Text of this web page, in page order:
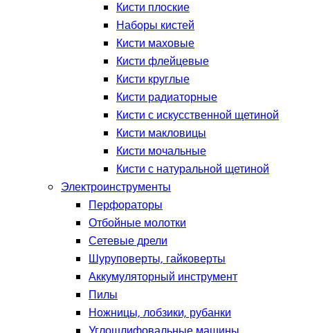
Кисти плоские
Наборы кистей
Кисти маховые
Кисти флейцевые
Кисти круглые
Кисти радиаторные
Кисти с искусственной щетиной
Кисти макловицы
Кисти мочальные
Кисти с натуральной щетиной
Электроинструменты
Перфораторы
Отбойные молотки
Сетевые дрели
Шуруповерты, гайковерты
Аккумуляторный инструмент
Пилы
Ножницы, лобзики, рубанки